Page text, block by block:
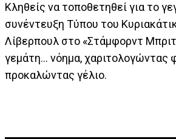
Κληθείς να τοποθετηθεί για το
συνέντευξη Τύπου του
Λίβερπουλ στο «Στάμφορντ
γεμάτη... νόημα, χαριτολογώντας
προκαλώντας γέλιο.